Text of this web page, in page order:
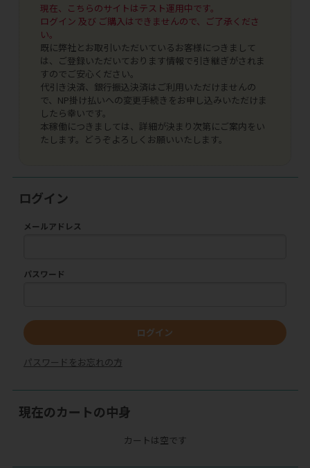
現在、こちらのサイトはテスト運用中です。
ログイン 及び ご購入はできませんので、ご了承くださ
い。
既に弊社とお取引いただいているお客様につきまして
は、ご登録いただいております情報で引き継ぎがされま
すのでご安心ください。
代引き決済、銀行振込決済はご利用いただけませんの
で、NP掛け払いへの変更手続きをお申し込みいただけま
したら幸いです。
本稼働につきましては、詳細が決まり次第にご案内をい
たします。どうぞよろしくお願いいたします。
ログイン
メールアドレス
パスワード
ログイン
パスワードをお忘れの方
現在のカートの中身
カートは空です